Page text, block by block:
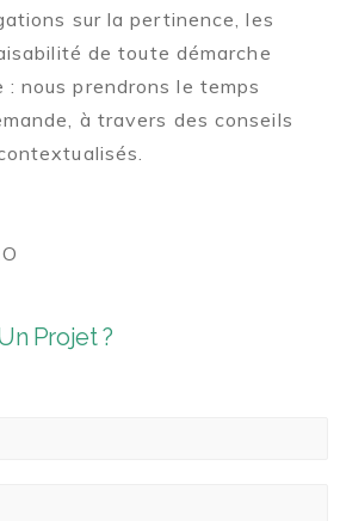
Projet ?
sur la pertinence, les
de toute démarche
nous prendrons le temps
à travers des conseils